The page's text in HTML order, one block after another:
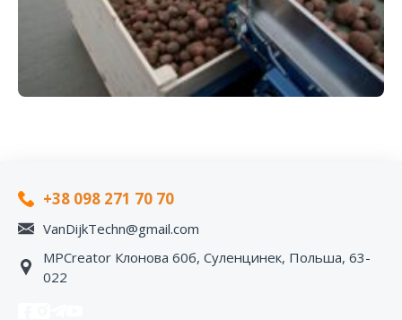
+38 098 271 70 70
VanDijkTechn@gmail.com
MPCreator Клонова 60б, Суленцинек, Польша, 63-
022